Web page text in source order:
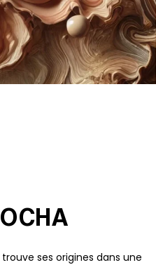
ses origines dans une